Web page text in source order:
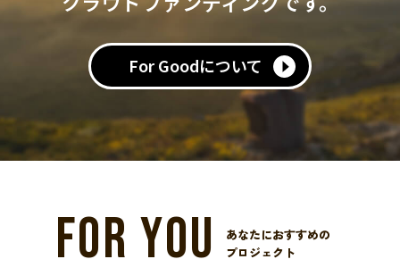
For Goodについて
FOR YOU
あなたにおすすめの
プロジェクト